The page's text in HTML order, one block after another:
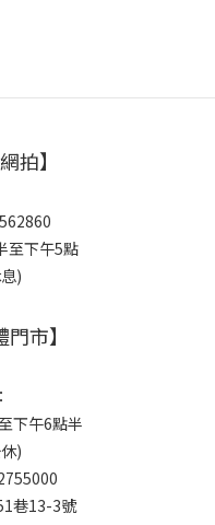
拍】
至下午5點
)
市】
下午6點半
)
巷13-3號